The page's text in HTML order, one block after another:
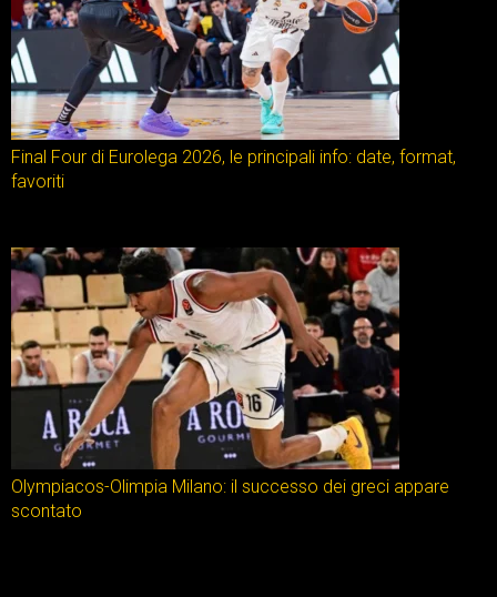
Final Four di Eurolega 2026, le principali info: date, format,
favoriti
Olympiacos-Olimpia Milano: il successo dei greci appare
scontato